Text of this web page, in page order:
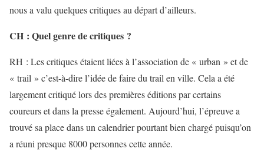
nous a valu quelques critiques au départ d’ailleurs.
CH : Quel genre de critiques ?
RH : Les critiques étaient liées à l’association de « urban » et de
« trail » c’est-à-dire l’idée de faire du trail en ville. Cela a été
largement critiqué lors des premières éditions par certains
coureurs et dans la presse également. Aujourd’hui, l’épreuve a
trouvé sa place dans un calendrier pourtant bien chargé puisqu’on
a réuni presque 8000 personnes cette année.